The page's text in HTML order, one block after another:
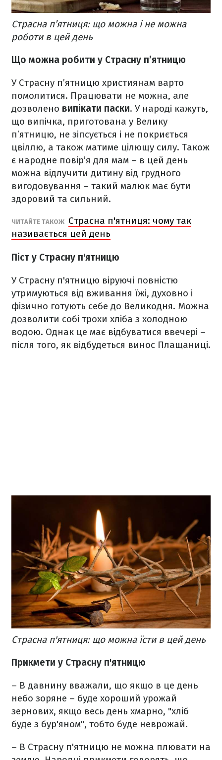
Страсна п’ятниця: що можна і не можна
роботи в цей день
Що можна робити у Страсну п’ятницю
У Страсну п’ятницю християнам варто
помолитися. Працювати не можна, але
дозволено випікати паски. У народі кажуть,
що випічка, приготована у Велику
п’ятницю, не зіпсується і не покриється
цвіллю, а також матиме цілющу силу. Також
є народне повір’я для мам – в цей день
можна відлучити дитину від грудного
вигодовування – такий малюк має бути
здоровий та сильний.
ЧИТАЙТЕ ТАКОЖ Страсна п'ятниця: чому так
називається цей день
Піст у Страсну п'ятницю
У Страсну п'ятницю віруючі повністю
утримуються від вживання їжі, духовно і
фізично готують себе до Великодня. Можна
дозволити собі трохи хліба з холодною
водою. Однак це має відбуватися ввечері –
після того, як відбудеться винос Плащаниці.
Страсна п'ятниця: що можна їсти в цей день
Прикмети у Страсну п'ятницю
– В давнину вважали, що якщо в це день
небо зоряне – буде хороший урожай
зернових, якщо весь день хмарно, "хліб
буде з бур'яном", тобто буде неврожай.
– В Страсну п'ятницю не можна плювати на